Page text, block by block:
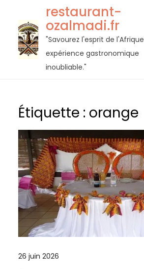
contenu
restaurant-
ozalmadi.fr
"Savourez l'esprit de
expérience gastronomique
inoubliable."
Étiquette : orange
26 juin 2026